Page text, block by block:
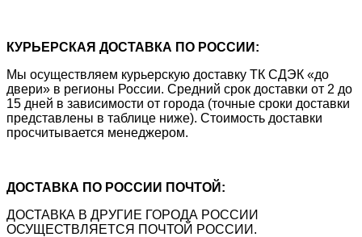
КУРЬЕРСКАЯ ДОСТАВКА ПО РОССИИ:
Мы осуществляем курьерскую доставку ТК СДЭК «до
двери» в регионы России. Средний срок доставки от 2 до
15 дней в зависимости от города (точные сроки доставки
представлены в таблице ниже). Стоимость доставки
просчитывается менеджером.
ДОСТАВКА ПО РОССИИ ПОЧТОЙ:
ДОСТАВКА В ДРУГИЕ ГОРОДА РОССИИ
ОСУЩЕСТВЛЯЕТСЯ ПОЧТОЙ РОССИИ.